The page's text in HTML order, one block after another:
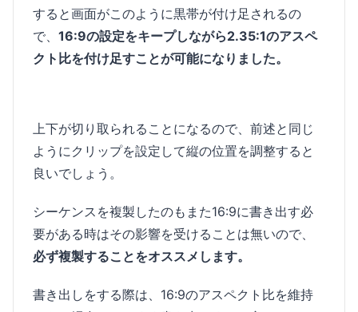
すると画面がこのように黒帯が付け足されるの
で、 16:9の設定をキープしながら2.35:1のアスペ
クト比を付け足すことが可能になりました。
上下が切り取られることになるので、前述と同じ
ようにクリップを設定して縦の位置を調整すると
良いでしょう。
シーケンスを複製したのもまた16:9に書き出す必
要がある時はその影響を受けることは無いので、
必ず複製することをオススメします。
書き出しをする際は、16:9のアスペクト比を維持